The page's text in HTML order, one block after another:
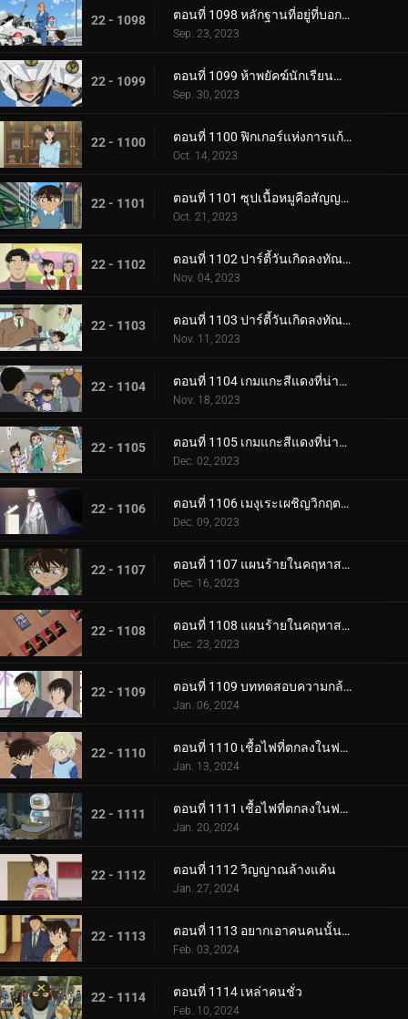
22 - 1098 ตอนที่ 1098 หลักฐานที่อยู่ที่บอกไม่ได้
Sep. 23, 2023
22 - 1099 ตอนที่ 1099 ห้าพยัคฆ์นักเรียนตำรวจ Wild Police Story CASE.ฮางิวาระ เคนจิ
Sep. 30, 2023
22 - 1100 ตอนที่ 1100 ฟิกเกอร์แห่งการแก้แค้น
Oct. 14, 2023
22 - 1101 ตอนที่ 1101 ซุปเนื้อหมูคือสัญญาณเดิมพันชีวิต
Oct. 21, 2023
22 - 1102 ตอนที่ 1102 ปาร์ตี้วันเกิดลงทัณฑ์ (ภาคแรก)
Nov. 04, 2023
22 - 1103 ตอนที่ 1103 ปาร์ตี้วันเกิดลงทัณฑ์ (ภาคจบ)
Nov. 11, 2023
22 - 1104 ตอนที่ 1104 เกมแกะสีแดงที่น่าสะพรึงกลัว (ภาคแรก)
Nov. 18, 2023
22 - 1105 ตอนที่ 1105 เกมแกะสีแดงที่น่าสะพรึงกลัว (ภาคจบ)
Dec. 02, 2023
22 - 1106 ตอนที่ 1106 เมงุเระเผชิญวิกฤตชีวิตตำรวจ
Dec. 09, 2023
22 - 1107 ตอนที่ 1107 แผนร้ายในคฤหาสน์โมริคาวะ (ภาคแรก)
Dec. 16, 2023
22 - 1108 ตอนที่ 1108 แผนร้ายในคฤหาสน์โมริคาวะ (ภาคจบ)
Dec. 23, 2023
22 - 1109 ตอนที่ 1109 บททดสอบความกล้าของขบวนการนักสืบเยาวชน
Jan. 06, 2024
22 - 1110 ตอนที่ 1110 เชื้อไฟที่ตกลงในฟาร์ม (ภาคแรก)
Jan. 13, 2024
22 - 1111 ตอนที่ 1111 เชื้อไฟที่ตกลงในฟาร์ม (ภาคจบ)
Jan. 20, 2024
22 - 1112 ตอนที่ 1112 วิญญาณล้างแค้น
Jan. 27, 2024
22 - 1113 ตอนที่ 1113 อยากเอาคนคนนั้นกลับมา
Feb. 03, 2024
22 - 1114 ตอนที่ 1114 เหล่าคนชั่ว
Feb. 10, 2024